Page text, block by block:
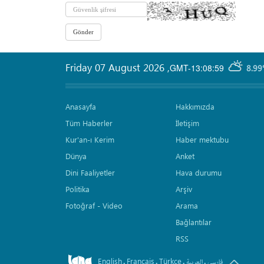
GMT-13:08:59
Friday 07 August 2026 ,
Anasayfa
Tüm Haberler
Kur'an-ı Kerim
Dünya
Dini Faaliyetler
Politika
Fotoğraf - Video
Hakkımızda
İletişim
Haber mektubu
Anket
Hava durumu
Arşiv
Arama
Bağlantılar
RSS
English. Français.Türkçe. .